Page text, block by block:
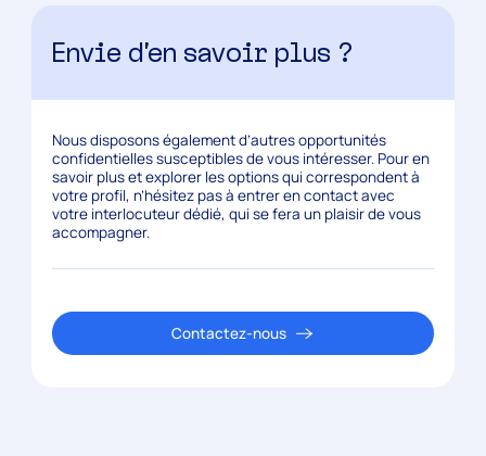
Envie d’en savoir plus ?
Nous disposons également d’autres opportunités
confidentielles susceptibles de vous intéresser. Pour en
savoir plus et explorer les options qui correspondent à
votre profil, n’hésitez pas à entrer en contact avec
votre interlocuteur dédié, qui se fera un plaisir de vous
accompagner.
Contactez-nous